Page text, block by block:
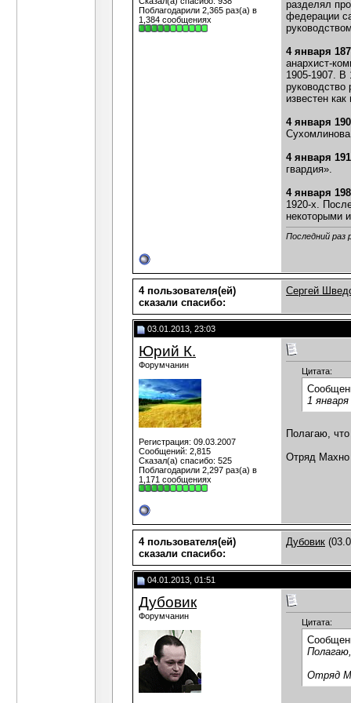
Поблагодарили 2,365 раз(а) в
1,384 сообщениях
разделял
федерации
4 января
анархист-
1905-1907. В
руководство
известен
4 января
4 января
гвардия».
4 января
1920-х.
некоторыми
Последний раз
4 пользователя(ей)
сказали cпасибо:
Сергей
03.01.2013, 23:03
Юрий К.
Форумчанин
Регистрация: 09.03.2007
Сообщений: 2,815
Сказал(а) спасибо: 525
Поблагодарили 2,297 раз(а) в
1,171 сообщениях
Цитата:
1
Полагаю,
Отряд Махно
4 пользователя(ей)
сказали cпасибо:
Дубовик
04.01.2013, 01:51
Дубовик
Форумчанин
Цитата:
Отряд